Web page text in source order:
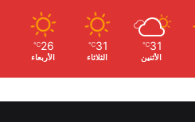
31
℃
الأثنين
31
℃
الثلاثاء
26
℃
الأربعاء